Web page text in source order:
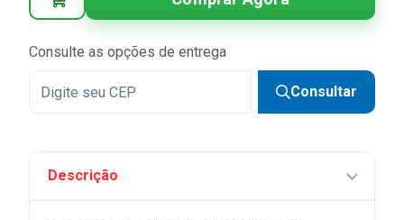
Consulte as opções de entrega
Consultar
Descrição